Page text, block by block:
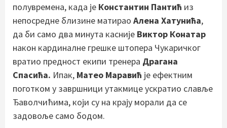
полувремена, када је Константин Пантић из
непосредне близине матирао Алена Хатунића,
да би само два минута касније Виктор Конатар
након кардиналне грешке штопера Чукаричког
вратио предност екипи тренера Драгана
Спасића. Ипак, Матео Маравић је ефектним
поготком у завршници утакмице ускратио славље
Ђаволчићима, који су на крају морали да се
задовоље само бодом.